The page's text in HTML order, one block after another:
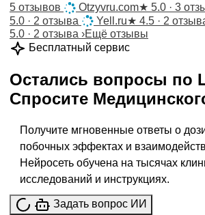
5 отзывов
Otzyvru.com★ 5.0 · 3
5.0 · 2 отзыва
Yell.ru★ 4.5 · 2
5.0 · 2 отзыва ›Ещё отзывы
Бесплатный сервис
Остались вопросы по
Спросите
Получите мгновенные ответы о
побочных эффектах и
Нейросеть обучена на тысячах
исследований и инструкциях.
Задать вопрос ИИ